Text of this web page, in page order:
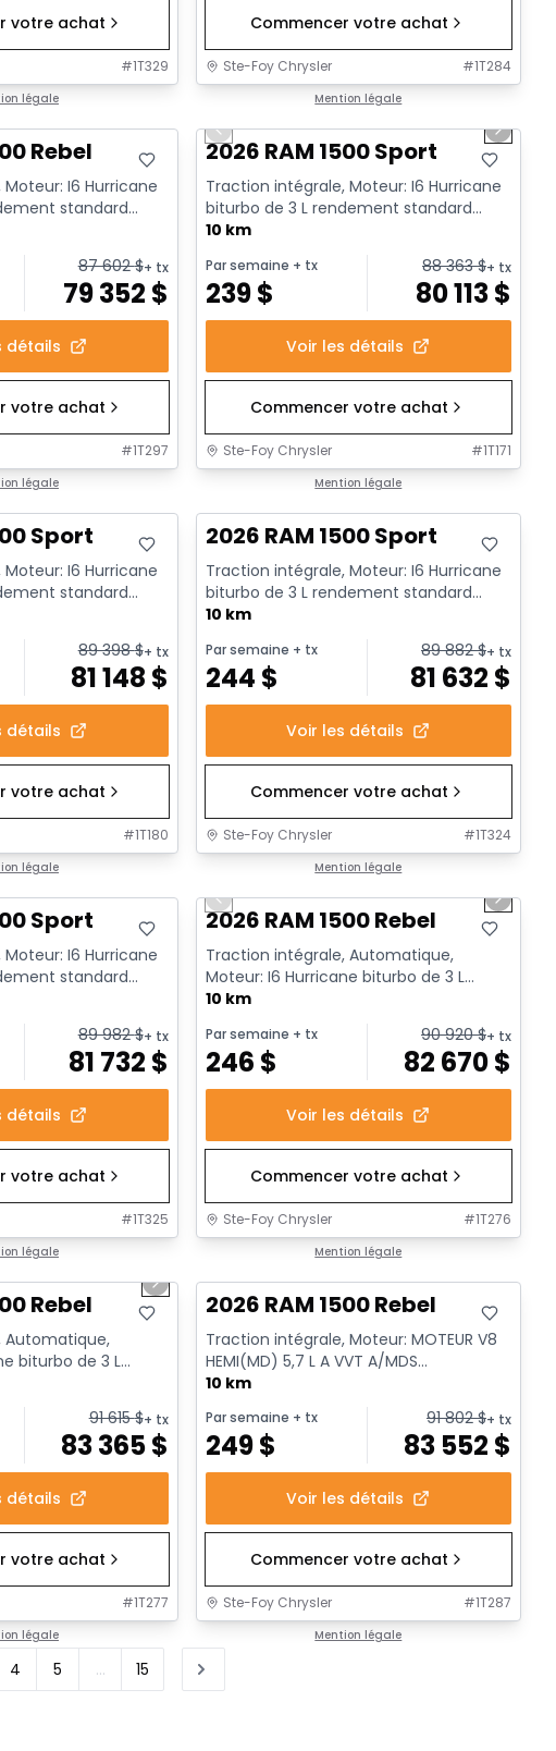
votre achat
#1T329
légale
Commencer votre achat
Ste-Foy Chrysler #1T284
Mention légale
Rebel
I6 Hurricane
standard
- 6...
87 602$+ tx
79 352 $
détails
votre achat
#1T297
légale
Previous slide Next
2026 RAM 1500 Sport
Traction intégrale, Moteur: I6 Hurricane
biturbo de 3 L rendement standard
avec arrêt au ralenti - 6...
10 km
Par semaine + tx
239$
88 363$+ tx
80 113$
Voir les détails
Commencer votre achat
Ste-Foy Chrysler #1T171
Mention légale
Sport
I6 Hurricane
standard
- 6...
89 398$+ tx
81 148 $
détails
votre achat
#1T180
légale
2026 RAM 1500 Sport
Traction intégrale, Moteur: I6 Hurricane
biturbo de 3 L rendement standard
avec arrêt au ralenti - 6...
10 km
Par semaine + tx
244 $
89 882$+ tx
81 632 $
Voir les détails
Commencer votre achat
Ste-Foy Chrysler #1T324
Mention légale
Sport
I6 Hurricane
standard
- 6...
89 982$+ tx
81 732 $
détails
votre achat
#1T325
légale
Previous slide Next
2026 RAM 1500 Rebel
Traction intégrale, Automatique,
Moteur: I6 Hurricane biturbo de 3 L
rendement standard avec arrêt a...
10 km
Par semaine + tx
246 $
90 920$+ tx
82 670$
Voir les détails
Commencer votre achat
Ste-Foy Chrysler #1T276
Mention légale
Next slide
Rebel
Automatique,
biturbo de 3 L
avec arrêt a...
91 615$+ tx
83 365$
détails
votre achat
#1T277
légale
2026 RAM 1500 Rebel
Traction intégrale, Moteur: MOTEUR V8
HEMI(MD) 5,7 L A VVT A/MDS
ECO/ETORQUE - 8 Cyl. - Essence
10 km
Par semaine + tx
249$
91 802$+ tx
83 552 $
Voir les détails
Commencer votre achat
Ste-Foy Chrysler #1T287
Mention légale
4 5 ... 15